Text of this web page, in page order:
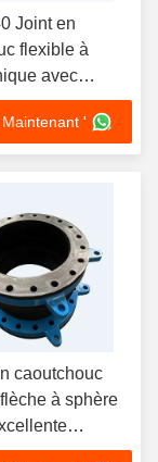
Joint en
flexible à
avec
vibrations et
'
caoutchouc
à sphère
à la corrosion et